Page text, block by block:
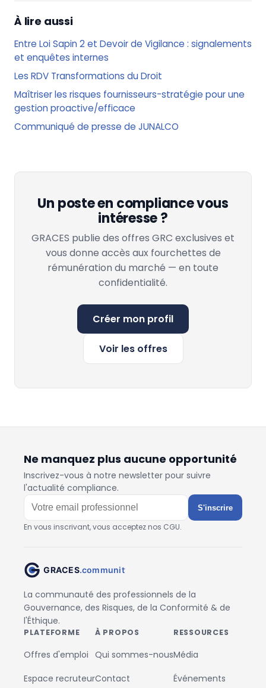
À lire aussi
Entre Loi Sapin 2 et Devoir de Vigilance : signalements
et enquêtes internes
Les RDV Transformations du Droit
Maîtriser les risques fournisseurs-stratégie pour une
gestion proactive/efficace
Communiqué de presse de JUNALCO
Un poste en compliance vous
intéresse ?
GRACES publie des offres GRC exclusives et
vous donne accès aux fourchettes de
rémunération du marché — en toute
confidentialité.
Créer mon profil
Voir les offres
Ne manquez plus aucune opportunité
Inscrivez-vous à notre newsletter pour suivre
l'actualité compliance.
S'inscrire
En vous inscrivant, vous acceptez nos CGU.
La communauté des professionnels de la
Gouvernance, des Risques, de la Conformité & de
l'Éthique.
PLATEFORME
Offres d'emploi
Espace recruteur
À PROPOS
Qui sommes-nous
Contact
RESSOURCES
Média
Événements